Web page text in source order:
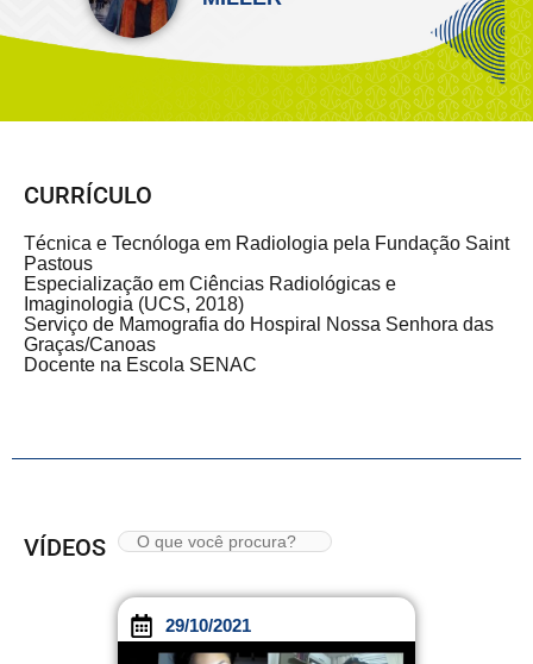
CURRÍCULO
Técnica e Tecnóloga em Radiologia pela Fundação Saint
Pastous
Especialização em Ciências Radiológicas e
Imaginologia (UCS, 2018)
Serviço de Mamografia do Hospiral Nossa Senhora das
Graças/Canoas
Docente na Escola SENAC
VÍDEOS
29/10/2021